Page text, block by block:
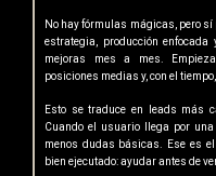
No hay fórmulas mágicas, pero
estrategia, producción enfocada
mejoras mes a mes.
posiciones medias y, con el
Esto se traduce en leads más
Cuando el usuario llega por
menos dudas básicas. Ese es
bien ejecutado: ayudar antes de